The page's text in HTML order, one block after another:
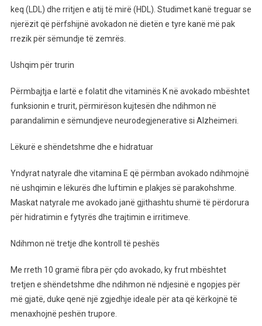
Duhet
Të
keq (LDL) dhe rritjen e atij të mirë (HDL). Studimet kanë treguar se
njerëzit që përfshijnë avokadon në dietën e tyre kanë më pak
rrezik për sëmundje të zemrës.
Ushqim për trurin
Përmbajtja e lartë e folatit dhe vitaminës K në avokado mbështet
funksionin e trurit, përmirëson kujtesën dhe ndihmon në
parandalimin e sëmundjeve neurodegjenerative si Alzheimeri.
Lëkurë e shëndetshme dhe e hidratuar
Yndyrat natyrale dhe vitamina E që përmban avokado ndihmojnë
në ushqimin e lëkurës dhe luftimin e plakjes së parakohshme.
Maskat natyrale me avokado janë gjithashtu shumë të përdorura
për hidratimin e fytyrës dhe trajtimin e irritimeve.
Ndihmon në tretje dhe kontroll të peshës
Me rreth 10 gramë fibra për çdo avokado, ky frut mbështet
tretjen e shëndetshme dhe ndihmon në ndjesinë e ngopjes për
më gjatë, duke qenë një zgjedhje ideale për ata që kërkojnë të
menaxhojnë peshën trupore.